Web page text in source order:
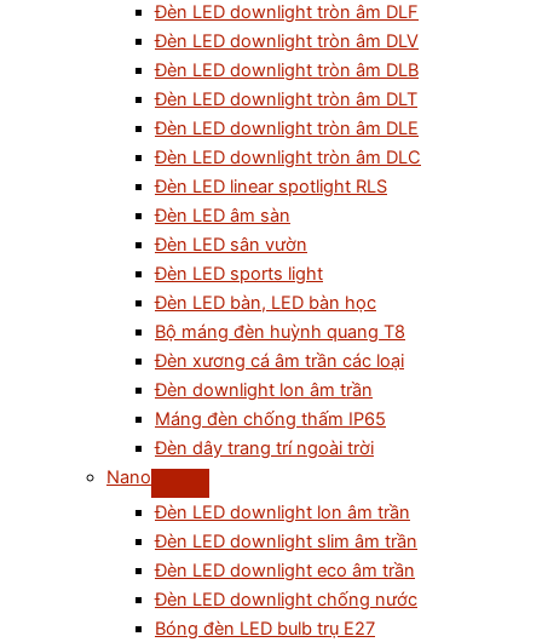
Đèn LED downlight tròn âm DLF
Đèn LED downlight tròn âm DLV
Đèn LED downlight tròn âm DLB
Đèn LED downlight tròn âm DLT
Đèn LED downlight tròn âm DLE
Đèn LED downlight tròn âm DLC
Đèn LED linear spotlight RLS
Đèn LED âm sàn
Đèn LED sân vườn
Đèn LED sports light
Đèn LED bàn, LED bàn học
Bộ máng đèn huỳnh quang T8
Đèn xương cá âm trần các loại
Đèn downlight lon âm trần
Máng đèn chống thấm IP65
Đèn dây trang trí ngoài trời
Nano
Đèn LED downlight lon âm trần
Đèn LED downlight slim âm trần
Đèn LED downlight eco âm trần
Đèn LED downlight chống nước
Bóng đèn LED bulb trụ E27